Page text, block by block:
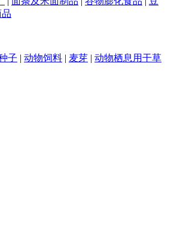
子 | 动物饲料 | 麦芽 | 动物栖息用干草